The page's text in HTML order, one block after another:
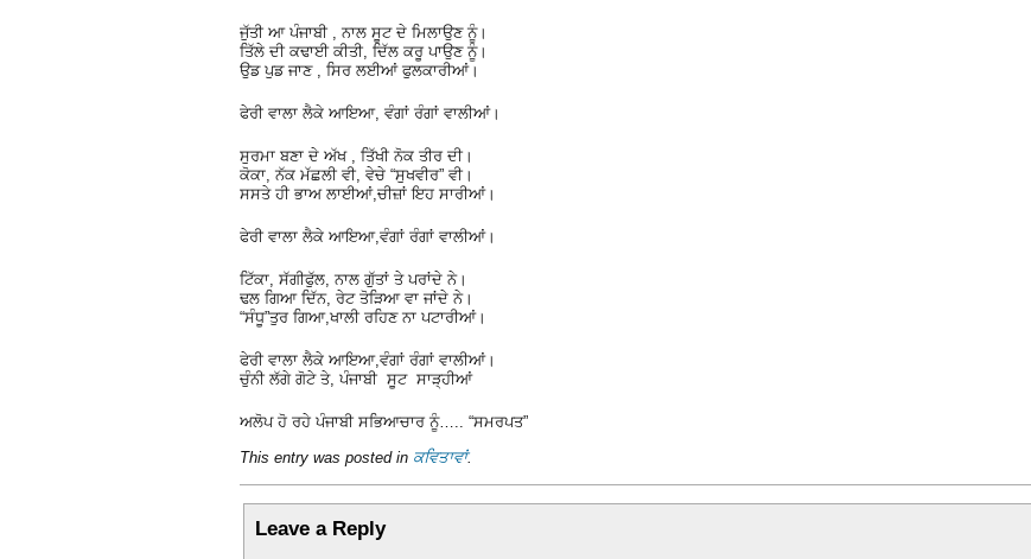
ਜੁੱਤੀ ਆ ਪੰਜਾਬੀ , ਨਾਲ ਸੂਟ ਦੇ ਮਿਲਾਉਣ ਨੂੰ।
ਤਿੱਲੇ ਦੀ ਕਢਾਈ ਕੀਤੀ, ਦਿੱਲ ਕਰੂ ਪਾਉਣ ਨੂੰ।
ਉਡ ਪੁਡ ਜਾਣ , ਸਿਰ ਲਈਆਂ ਫੁਲਕਾਰੀਆਂ।
ਫੇਰੀ ਵਾਲਾ ਲੈਕੇ ਆਇਆ, ਵੰਗਾਂ ਰੰਗਾਂ ਵਾਲੀਆਂ।
ਸੁਰਮਾ ਬਣਾ ਦੇ ਅੱਖ , ਤਿੱਖੀ ਨੋਕ ਤੀਰ ਦੀ।
ਕੋਕਾ, ਨੱਕ ਮੱਛਲੀ ਵੀ, ਵੇਚੇ “ਸੁਖਵੀਰ” ਵੀ।
ਸਸਤੇ ਹੀ ਭਾਅ ਲਾਈਆਂ,ਚੀਜ਼ਾਂ ਇਹ ਸਾਰੀਆਂ।
ਫੇਰੀ ਵਾਲਾ ਲੈਕੇ ਆਇਆ,ਵੰਗਾਂ ਰੰਗਾਂ ਵਾਲੀਆਂ।
ਟਿੱਕਾ, ਸੱਗੀਫੁੱਲ, ਨਾਲ ਗੁੱਤਾਂ ਤੇ ਪਰਾਂਦੇ ਨੇ।
ਢਲ ਗਿਆ ਦਿੱਨ, ਰੇਟ ਤੋੜਿਆ ਵਾ ਜਾਂਦੇ ਨੇ।
“ਸੰਧੂ”ਤੁਰ ਗਿਆ,ਖਾਲੀ ਰਹਿਣ ਨਾ ਪਟਾਰੀਆਂ।
ਫੇਰੀ ਵਾਲਾ ਲੈਕੇ ਆਇਆ,ਵੰਗਾਂ ਰੰਗਾਂ ਵਾਲੀਆਂ।
ਚੁੰਨੀ ਲੱਗੇ ਗੋਟੇ ਤੇ, ਪੰਜਾਬੀ ਸੂਟ ਸਾੜ੍ਹੀਆਂ
ਅਲੋਪ ਹੋ ਰਹੇ ਪੰਜਾਬੀ ਸਭਿਆਚਾਰ ਨੂੰ….. “ਸਮਰਪਤ”
This entry was posted in ਕਵਿਤਾਵਾਂ.
Leave a Reply